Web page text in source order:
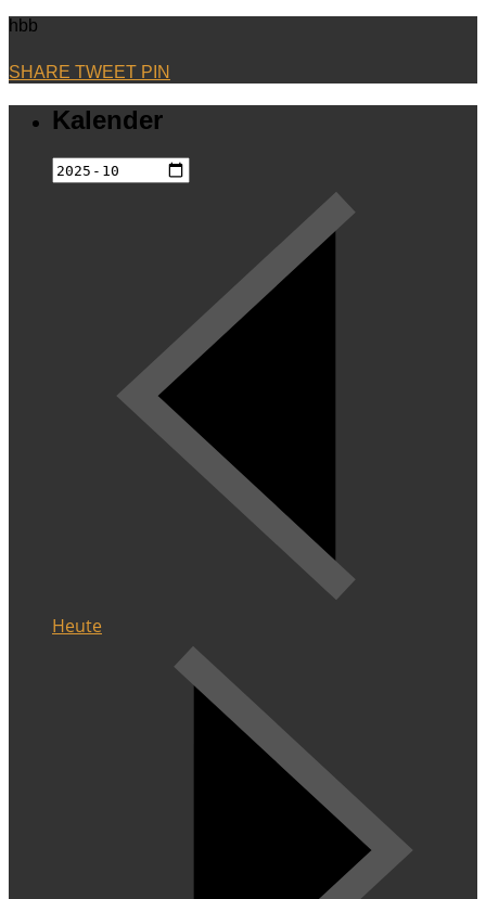
hbb
SHARE TWEET PIN
Kalender
Heute